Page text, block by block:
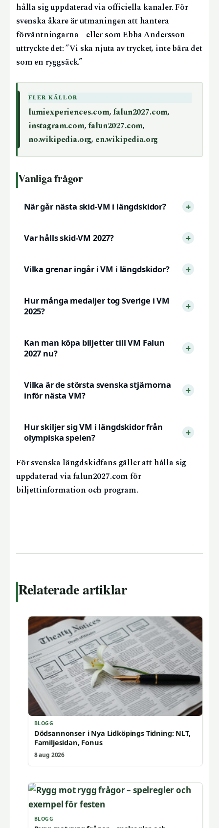
hålla sig uppdaterad via officiella kanaler. För
svenska åkare är utmaningen att hantera
förväntningarna – eller som Ebba Andersson
uttryckte det: ”Vi ska njuta av trycket, inte bära det
som en ryggsäck.”
FLER KÄLLOR
lumiexperiences.com,falun2027.com,
instagram.com,falun2027.com,
no.wikipedia.org, en.wikipedia.org
Vanliga frågor
När går nästa skid-VM i längdskidor?
Var hålls skid-VM 2027?
Vilka grenar ingår i VM i längdskidor?
Hur många medaljer tog Sverige i VM
2025?
Kan man köpa biljetter till VM Falun
2027 nu?
Vilka är de största svenska stjärnorna
inför nästa VM?
Hur skiljer sig VM i längdskidor från
olympiska spelen?
För svenska längdskidfans gäller att hålla sig
uppdaterad via falun2027.com för
biljettinformation och program.
Relaterade artiklar
BLOGG
Dödsannonser i Nya Lidköpings Tidning: NLT,
Familjesidan, Fonus
8 aug 2026
BLOGG